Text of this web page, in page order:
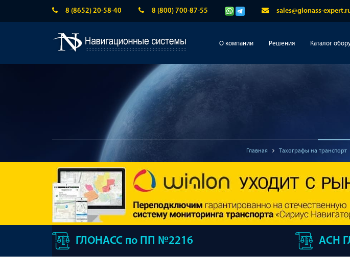
8 (8652) 20-58-40 8 (800) 700-87-55 sales@glonass-
О компании Решения Каталог
Главная Тахографы на транспорт
ГЛОНАСС по ПП №2216 АСН